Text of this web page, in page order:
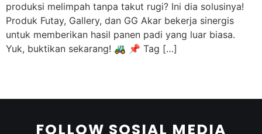
produksi melimpah tanpa takut rugi? Ini dia solusinya!
Produk Futay, Gallery, dan GG Akar bekerja sinergis
untuk memberikan hasil panen padi yang luar biasa.
Yuk, buktikan sekarang! 🚜 📌 Tag […]
FOLLOW SOSIAL MEDIA